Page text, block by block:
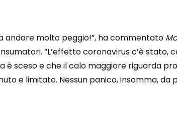
andare molto peggio!”, ha commentato
“L’effetto coronavirus c’è
sceso e che il calo maggiore riguarda
e limitato. Nessun panico, insomma, da